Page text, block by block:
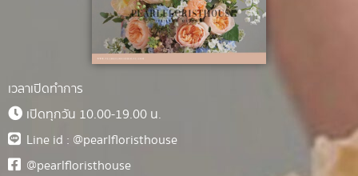
เวลาเปิดทำการ
เปิดทุกวัน 10.00-19.00 น.
Line id : @pearlfloristhouse
@pearlfloristhouse